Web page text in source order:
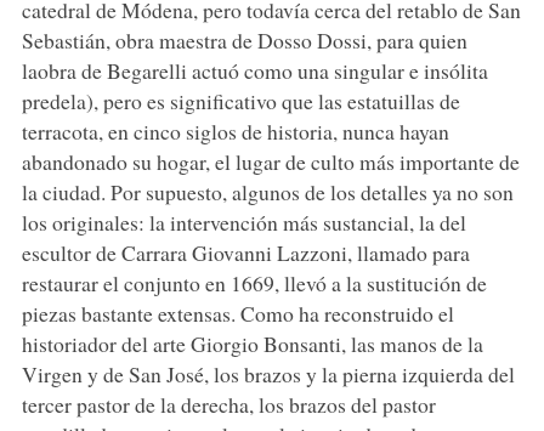
catedral de Módena, pero todavía cerca del retablo de San
Sebastián, obra maestra de Dosso Dossi, para quien
laobra de Begarelli actuó como una singular e insólita
predela), pero es significativo que las estatuillas de
terracota, en cinco siglos de historia, nunca hayan
abandonado su hogar, el lugar de culto más importante de
la ciudad. Por supuesto, algunos de los detalles ya no son
los originales: la intervención más sustancial, la del
escultor de Carrara Giovanni Lazzoni, llamado para
restaurar el conjunto en 1669, llevó a la sustitución de
piezas bastante extensas. Como ha reconstruido el
historiador del arte Giorgio Bonsanti, las manos de la
Virgen y de San José, los brazos y la pierna izquierda del
tercer pastor de la derecha, los brazos del pastor